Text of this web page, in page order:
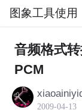
图象工具使用
社区 图象
音频格式
PCM
2009-04-13